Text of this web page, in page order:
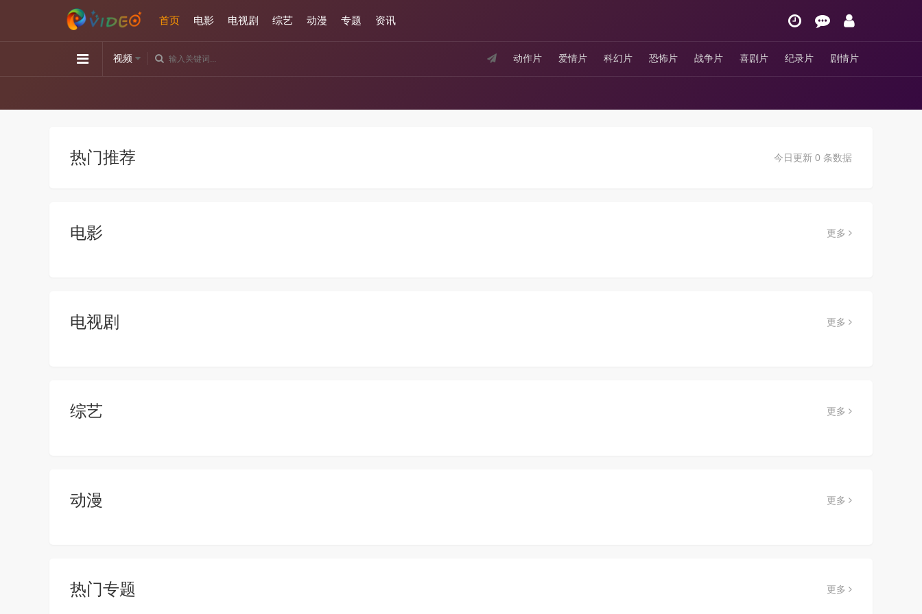
首页 电影 电视剧 综艺 动漫 专题 资讯
动作片 爱情片 科幻片 恐怖片 战争片 喜剧片 纪录片 剧情片
视频
今日更新 0 条数据
热门推荐
电影 更多
电视剧 更多
综艺 更多
动漫 更多
热门专题 更多